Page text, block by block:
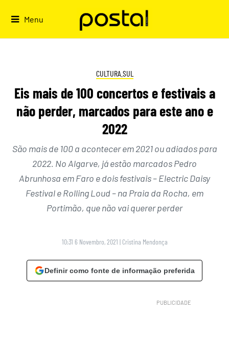
Menu
CULTURA.SUL
Eis mais de 100 concertos e festivais a
não perder, marcados para este ano e
2022
São mais de 100 a acontecer em 2021 ou adiados para
2022. No Algarve, já estão marcados Pedro
Abrunhosa em Faro e dois festivais – Electric Daisy
Festival e Rolling Loud – na Praia da Rocha, em
Portimão, que não vai querer perder
10:31 6 Novembro, 2021 | Cristina Mendonça
Definir como fonte de informação preferida